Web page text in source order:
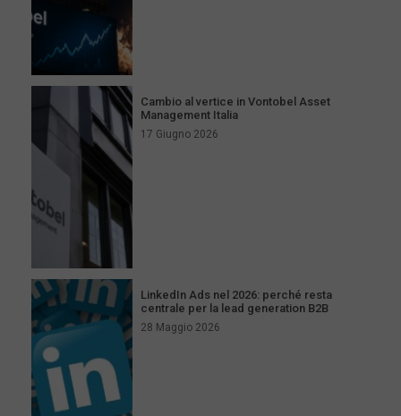
Cambio al vertice in Vontobel Asset
Management Italia
17 Giugno 2026
LinkedIn Ads nel 2026: perché resta
centrale per la lead generation B2B
28 Maggio 2026